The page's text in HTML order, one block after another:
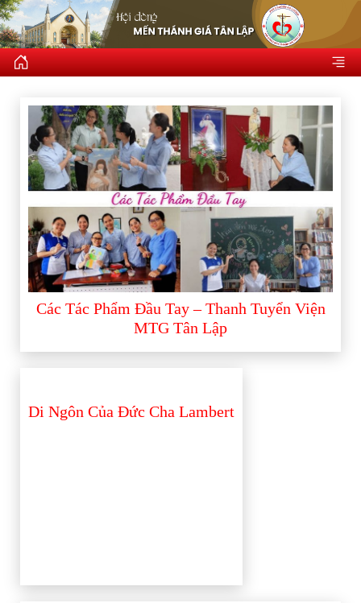
Các Tác Phẩm Đầu Tay – Thanh Tuyển Viện
MTG Tân Lập
Di Ngôn Của Đức Cha Lambert